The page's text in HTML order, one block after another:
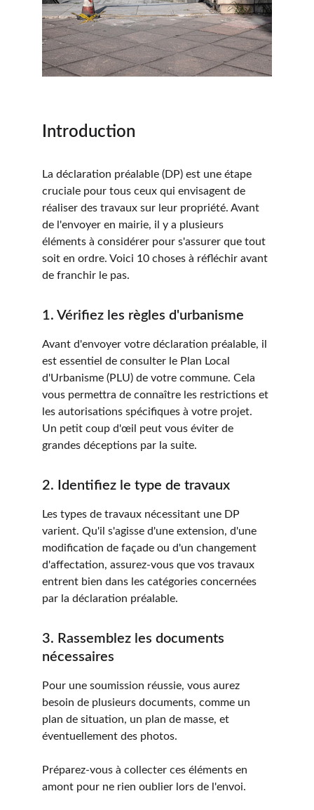
Introduction
La déclaration préalable (DP) est une étape
cruciale pour tous ceux qui envisagent de
réaliser des travaux sur leur propriété. Avant
de l'envoyer en mairie, il y a plusieurs
éléments à considérer pour s'assurer que tout
soit en ordre. Voici 10 choses à réfléchir avant
de franchir le pas.
1. Vérifiez les règles d'urbanisme
Avant d'envoyer votre déclaration préalable, il
est essentiel de consulter le Plan Local
d'Urbanisme (PLU) de votre commune. Cela
vous permettra de connaître les restrictions et
les autorisations spécifiques à votre projet.
Un petit coup d'œil peut vous éviter de
grandes déceptions par la suite.
2. Identifiez le type de travaux
Les types de travaux nécessitant une DP
varient. Qu'il s'agisse d'une extension, d'une
modification de façade ou d'un changement
d'affectation, assurez-vous que vos travaux
entrent bien dans les catégories concernées
par la déclaration préalable.
3. Rassemblez les documents
nécessaires
Pour une soumission réussie, vous aurez
besoin de plusieurs documents, comme un
plan de situation, un plan de masse, et
éventuellement des photos.
Préparez-vous à collecter ces éléments en
amont pour ne rien oublier lors de l'envoi.